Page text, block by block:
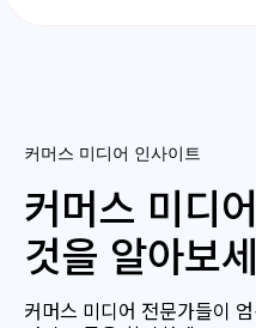
커머스 미디어 인사이트
커머스 미디
것을 알아보
커머스 미디어 전문가들이